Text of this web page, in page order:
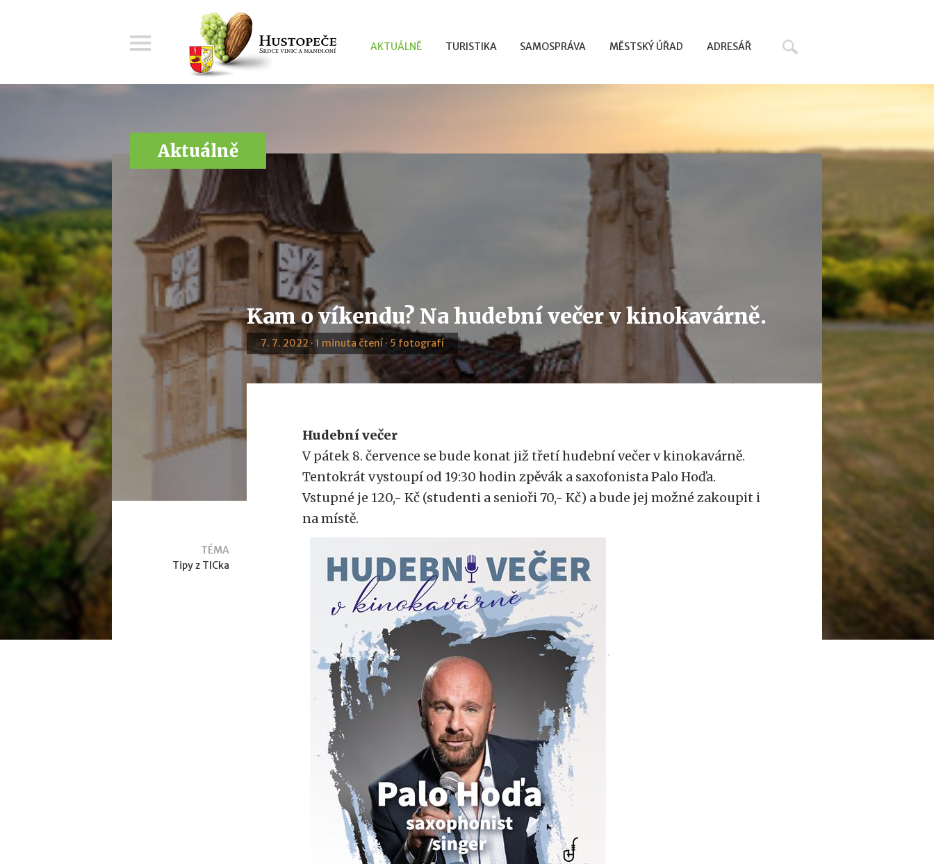
AKTUÁLNĚ TURISTIKA SAMOSPRÁVA MĚSTSKÝ ÚŘAD ADRESÁŘ
Aktuálně
Kam o víkendu? Na hudební večer v kinokavárně.
7. 7. 2022 · 1 minuta čtení · 5 fotografí
TÉMA
Tipy z TICka
Hudební večer
V pátek 8. července se bude konat již třetí hudební večer v kinokavárně.
Tentokrát vystoupí od 19:30 hodin zpěvák a saxofonista Palo Hoďa.
Vstupné je 120,- Kč (studenti a senioři 70,- Kč) a bude jej možné zakoupit i
na místě.